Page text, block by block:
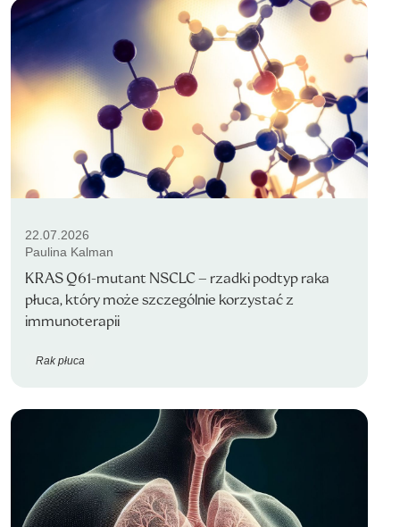
22.07.2026
Paulina Kalman
KRAS Q61-mutant NSCLC – rzadki podtyp raka
płuca, który może szczególnie korzystać z
immunoterapii
Rak płuca